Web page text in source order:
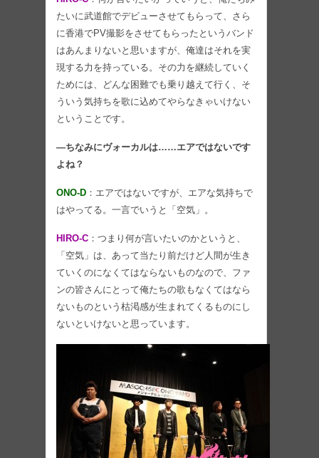
たいに武道館でデビューさせてもらって、さら
に香港でPV撮影をさせてもらったというバンド
はあんまりないと思いますが、俺達はそれを実
現する力を持っている。その力を継続していく
ためには、どんな困難でも乗り越えて行く、そ
ういう気持ちを歌に込めてやらなきゃいけない
ということです。
―ちなみにヴォーカルは……エアではないです
よね？
ONO-D ：エアではないですが、エアな気持ちで
はやってる。一言でいうと「空気」。
HIRO-C ：つまり何が言いたいのかというと、
「空気」は、あって当たり前だけど人間が生き
ていくのになくてはならないものなので、ファ
ンの皆さんにとって俺たちの歌もなくてはなら
ないものという枯渇感が生まれてくるものにし
ないといけないと思っています。